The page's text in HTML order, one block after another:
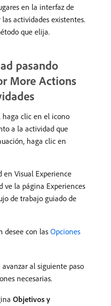
en la interfaz de
actividades existentes.
que elija.
pasando
More Actions
haga clic en el icono
a la actividad que
haga clic en
en Visual Experience
ve la página Experiences
de trabajo guiado de
desee con las Opciones
avanzar al siguiente paso
necesarias.
Objetivos y